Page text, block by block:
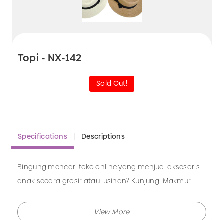
Topi - NX-142
Sold Out!
Specifications Descriptions
Bingung mencari toko online yang menjual aksesoris
anak secara grosir atau lusinan? Kunjungi Makmur